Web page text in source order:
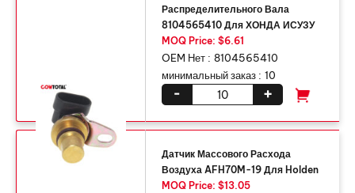
Распределительного Вала
8104565410 Для ХОНДА ИСУЗУ
MOQ Price: $6.61
OEM Нет : 8104565410
минимальный заказ : 10
+
-
Датчик Массового Расхода
Воздуха AFH70M-19 Для Holden
MOQ Price: $13.05